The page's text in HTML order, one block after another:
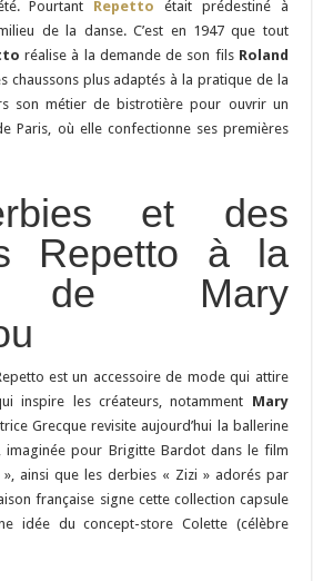
Pourtant Repetto était prédestiné à
de la danse. C’est en 1947 que tout
réalise à la demande de son filsRoland
chaussons plus adaptés à la pratique de la
son métier de bistrotière pour ouvrir un
Paris, où elle confectionne ses premières
et des
Repetto à la
de Mary
est un accessoire de mode qui attire
inspire les créateurs, notamment Mary
Grecque revisite aujourd’hui la ballerine
imaginée pour Brigitte Bardot dans le film
ainsi que les derbies « Zizi » adorés par
française signe cette collection capsule
idée du concept-store Colette (célèbre